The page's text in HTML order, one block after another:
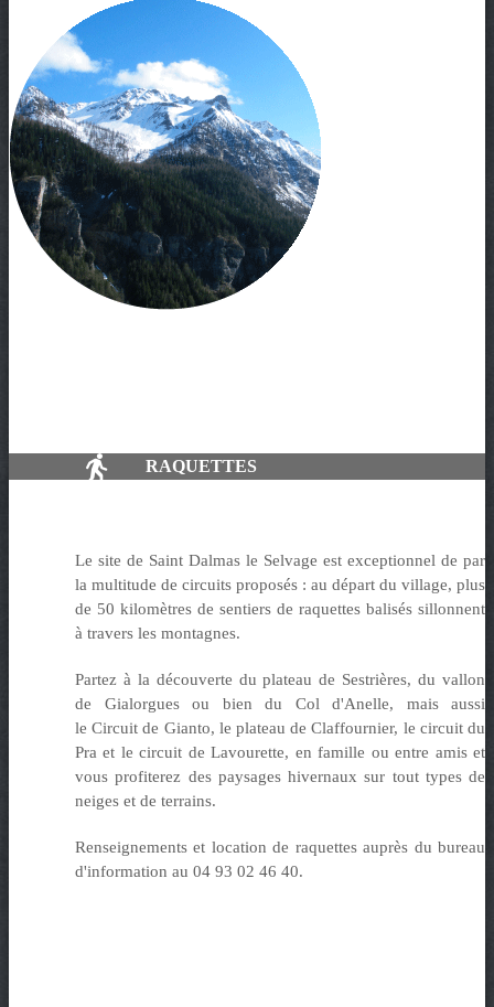
RAQUETTES
Le site de Saint Dalmas le Selvage est exceptionnel de par
la multitude de circuits proposés : au départ du village, plus
de 50 kilomètres de sentiers de raquettes balisés sillonnent
à travers les montagnes.
Partez à la découverte du plateau de Sestrières, du vallon
de Gialorgues ou bien du Col d'Anelle, mais aussi
le Circuit de Gianto, le plateau de Claffournier, le circuit du
Pra et le circuit de Lavourette, en famille ou entre amis et
vous profiterez des paysages hivernaux sur tout types de
neiges et de terrains.
Renseignements et location de raquettes auprès du bureau
d'information au 04 93 02 46 40.